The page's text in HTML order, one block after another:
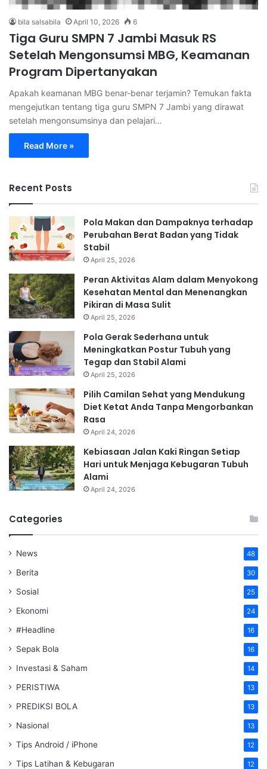
bila salsabila April 10, 2026 6
Tiga Guru SMPN 7 Jambi Masuk RS
Setelah Mengonsumsi MBG, Keamanan
Program Dipertanyakan
Apakah keamanan MBG benar-benar terjamin? Temukan fakta
mengejutkan tentang tiga guru SMPN 7 Jambi yang dirawat
setelah mengonsumsinya dan pelajari…
Read More »
Recent Posts
Pola Makan dan Dampaknya terhadap
Perubahan Berat Badan yang Tidak
Stabil
April 25, 2026
Peran Aktivitas Alam dalam Menyokong
Kesehatan Mental dan Menenangkan
Pikiran di Masa Sulit
April 25, 2026
Pola Gerak Sederhana untuk
Meningkatkan Postur Tubuh yang
Tegap dan Stabil Alami
April 25, 2026
Pilih Camilan Sehat yang Mendukung
Diet Ketat Anda Tanpa Mengorbankan
Rasa
April 24, 2026
Kebiasaan Jalan Kaki Ringan Setiap
Hari untuk Menjaga Kebugaran Tubuh
Alami
April 24, 2026
Categories
News 48
Berita 30
Sosial 25
Ekonomi 24
#Headline 16
Sepak Bola 16
Investasi & Saham 14
PERISTIWA 13
PREDIKSI BOLA 13
Nasional 13
Tips Android / iPhone 12
Tips Latihan & Kebugaran 12